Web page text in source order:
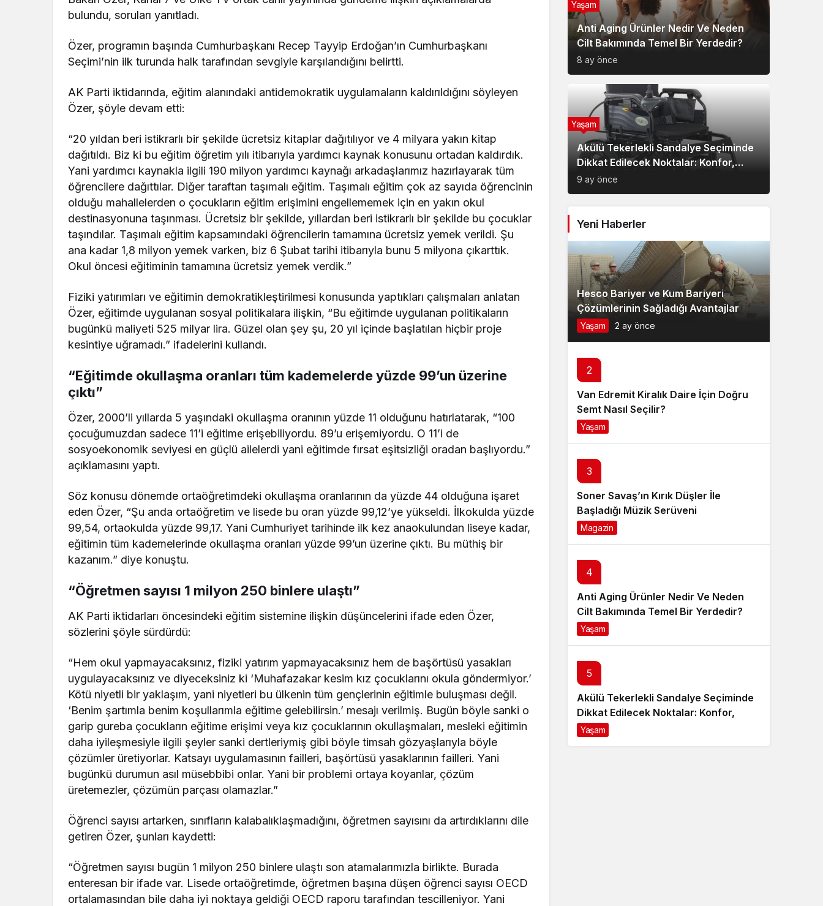
bulundu, soruları yanıtladı.
Özer, programın başında Cumhurbaşkanı Recep Tayyip Erdoğan’ın Cumhurbaşkanı
Seçimi’nin ilk turunda halk tarafından sevgiyle karşılandığını belirtti.
AK Parti iktidarında, eğitim alanındaki antidemokratik uygulamaların kaldırıldığını söyleyen
Özer, şöyle devam etti:
“20 yıldan beri istikrarlı bir şekilde ücretsiz kitaplar dağıtılıyor ve 4 milyara yakın kitap
dağıtıldı. Biz ki bu eğitim öğretim yılı itibarıyla yardımcı kaynak konusunu ortadan kaldırdık.
Yani yardımcı kaynakla ilgili 190 milyon yardımcı kaynağı arkadaşlarımız hazırlayarak tüm
öğrencilere dağıttılar. Diğer taraftan taşımalı eğitim. Taşımalı eğitim çok az sayıda öğrencinin
olduğu mahallelerden o çocukların eğitim erişimini engellememek için en yakın okul
destinasyonuna taşınması. Ücretsiz bir şekilde, yıllardan beri istikrarlı bir şekilde bu çocuklar
taşındılar. Taşımalı eğitim kapsamındaki öğrencilerin tamamına ücretsiz yemek verildi. Şu
ana kadar 1,8 milyon yemek varken, biz 6 Şubat tarihi itibarıyla bunu 5 milyona çıkarttık.
Okul öncesi eğitiminin tamamına ücretsiz yemek verdik.”
Fiziki yatırımları ve eğitimin demokratikleştirilmesi konusunda yaptıkları çalışmaları anlatan
Özer, eğitimde uygulanan sosyal politikalara ilişkin, “Bu eğitimde uygulanan politikaların
bugünkü maliyeti 525 milyar lira. Güzel olan şey şu, 20 yıl içinde başlatılan hiçbir proje
kesintiye uğramadı.” ifadelerini kullandı.
“Eğitimde okullaşma oranları tüm kademelerde yüzde 99’un üzerine
çıktı”
Özer, 2000’li yıllarda 5 yaşındaki okullaşma oranının yüzde 11 olduğunu hatırlatarak, “100
çocuğumuzdan sadece 11’i eğitime erişebiliyordu. 89’u erişemiyordu. O 11’i de
sosyoekonomik seviyesi en güçlü ailelerdi yani eğitimde fırsat eşitsizliği oradan başlıyordu.”
açıklamasını yaptı.
Söz konusu dönemde ortaöğretimdeki okullaşma oranlarının da yüzde 44 olduğuna işaret
eden Özer, “Şu anda ortaöğretim ve lisede bu oran yüzde 99,12’ye yükseldi. İlkokulda yüzde
99,54, ortaokulda yüzde 99,17. Yani Cumhuriyet tarihinde ilk kez anaokulundan liseye kadar,
eğitimin tüm kademelerinde okullaşma oranları yüzde 99’un üzerine çıktı. Bu müthiş bir
kazanım.” diye konuştu.
“Öğretmen sayısı 1 milyon 250 binlere ulaştı”
AK Parti iktidarları öncesindeki eğitim sistemine ilişkin düşüncelerini ifade eden Özer,
sözlerini şöyle sürdürdü:
“Hem okul yapmayacaksınız, fiziki yatırım yapmayacaksınız hem de başörtüsü yasakları
uygulayacaksınız ve diyeceksiniz ki ‘Muhafazakar kesim kız çocuklarını okula göndermiyor.’
Kötü niyetli bir yaklaşım, yani niyetleri bu ülkenin tüm gençlerinin eğitimle buluşması değil.
‘Benim şartımla benim koşullarımla eğitime gelebilirsin.’ mesajı verilmiş. Bugün böyle sanki o
garip gureba çocukların eğitime erişimi veya kız çocuklarının okullaşmaları, mesleki eğitimin
daha iyileşmesiyle ilgili şeyler sanki dertleriymiş gibi böyle timsah gözyaşlarıyla böyle
çözümler üretiyorlar. Katsayı uygulamasının failleri, başörtüsü yasaklarının failleri. Yani
bugünkü durumun asıl müsebbibi onlar. Yani bir problemi ortaya koyanlar, çözüm
üretemezler, çözümün parçası olamazlar.”
Öğrenci sayısı artarken, sınıfların kalabalıklaşmadığını, öğretmen sayısını da artırdıklarını dile
getiren Özer, şunları kaydetti:
“Öğretmen sayısı bugün 1 milyon 250 binlere ulaştı son atamalarımızla birlikte. Burada
enteresan bir ifade var. Lisede ortaöğretimde, öğretmen başına düşen öğrenci sayısı OECD
ortalamasından bile daha iyi noktaya geldiği OECD raporu tarafından tescilleniyor. Yani
Anti Aging Ürünler Nedir Ve Neden
Cilt Bakımında Temel Bir Yerdedir?
8 ay önce
Yaşam
Akülü Tekerlekli Sandalye Seçiminde
Dikkat Edilecek Noktalar: Konfor,
Güvenlik ve Doğru Model Tercihi
9 ay önce
Yaşam
Yeni Haberler
Hesco Bariyer ve Kum Bariyeri
Çözümlerinin Sağladığı Avantajlar
Yaşam 2 ay önce
2
Van Edremit Kiralık Daire İçin Doğru
Semt Nasıl Seçilir?
Yaşam
3
Soner Savaş’ın Kırık Düşler İle
Başladığı Müzik Serüveni
Magazin
4
Anti Aging Ürünler Nedir Ve Neden
Cilt Bakımında Temel Bir Yerdedir?
Yaşam
5
Akülü Tekerlekli Sandalye Seçiminde
Dikkat Edilecek Noktalar: Konfor,
Güvenlik ve Doğru Model Tercihi
Yaşam